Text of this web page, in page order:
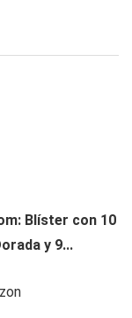
Blíster con 10
y 9...